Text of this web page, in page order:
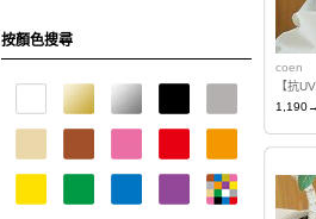
按顏色搜尋
coen
【抗
1,190→